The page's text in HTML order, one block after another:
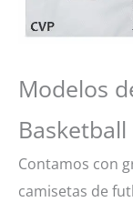
Modelos
Basketball
Contamos con
camisetas de